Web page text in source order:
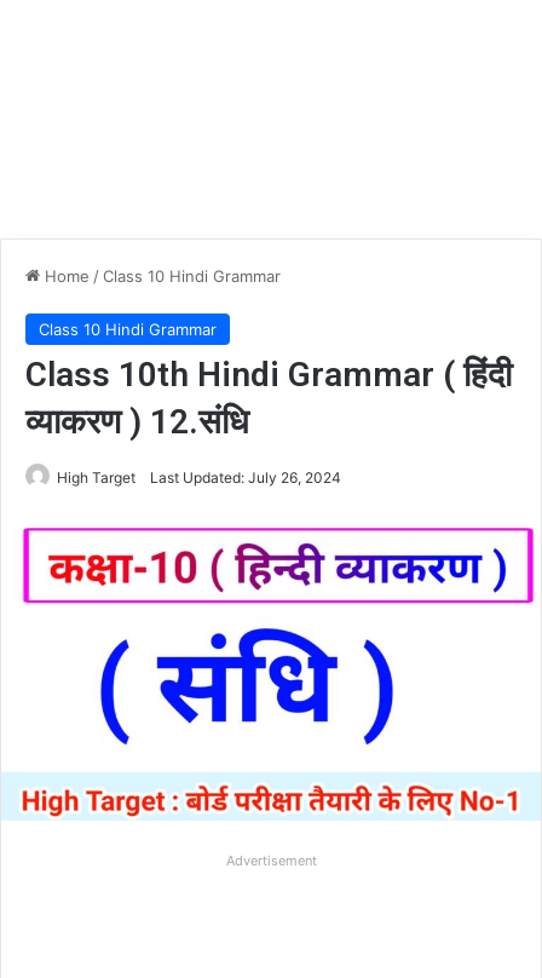
Home /Class 10 Hindi Grammar
Class 10 Hindi Grammar
Class 10th Hindi Grammar ( हिंदी
व्याकरण ) 12.संधि
High Target Last Updated: July 26, 2024
Advertisement